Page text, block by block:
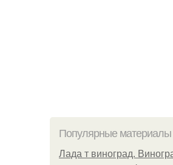
Популярные материалы
Лада т виноград.